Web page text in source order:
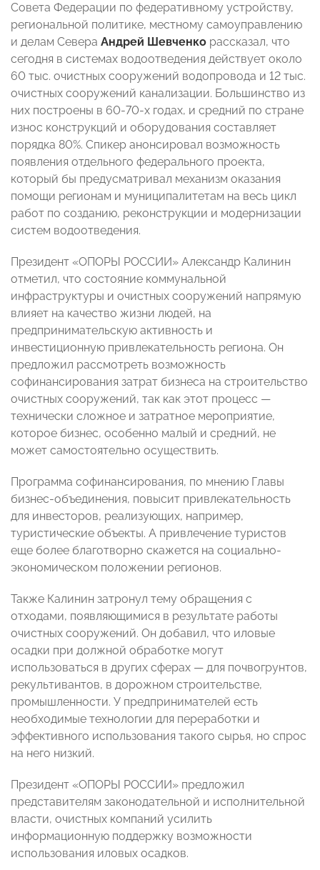
Совета Федерации по федеративному устройству,
региональной политике, местному самоуправлению
и делам Севера Андрей Шевченко рассказал, что
сегодня в системах водоотведения действует около
60 тыс. очистных сооружений водопровода и 12 тыс.
очистных сооружений канализации. Большинство из
них построены в 60-70-х годах, и средний по стране
износ конструкций и оборудования составляет
порядка 80%. Спикер анонсировал возможность
появления отдельного федерального проекта,
который бы предусматривал механизм оказания
помощи регионам и муниципалитетам на весь цикл
работ по созданию, реконструкции и модернизации
систем водоотведения.
Президент «ОПОРЫ РОССИИ» Александр Калинин
отметил, что состояние коммунальной
инфраструктуры и очистных сооружений напрямую
влияет на качество жизни людей, на
предпринимательскую активность и
инвестиционную привлекательность региона. Он
предложил рассмотреть возможность
софинансирования затрат бизнеса на строительство
очистных сооружений, так как этот процесс —
технически сложное и затратное мероприятие,
которое бизнес, особенно малый и средний, не
может самостоятельно осуществить.
Программа софинансирования, по мнению Главы
бизнес-объединения, повысит привлекательность
для инвесторов, реализующих, например,
туристические объекты. А привлечение туристов
еще более благотворно скажется на социально-
экономическом положении регионов.
Также Калинин затронул тему обращения с
отходами, появляющимися в результате работы
очистных сооружений. Он добавил, что иловые
осадки при должной обработке могут
использоваться в других сферах — для почвогрунтов,
рекультивантов, в дорожном строительстве,
промышленности. У предпринимателей есть
необходимые технологии для переработки и
эффективного использования такого сырья, но спрос
на него низкий.
Президент «ОПОРЫ РОССИИ» предложил
представителям законодательной и исполнительной
власти, очистных компаний усилить
информационную поддержку возможности
использования иловых осадков.